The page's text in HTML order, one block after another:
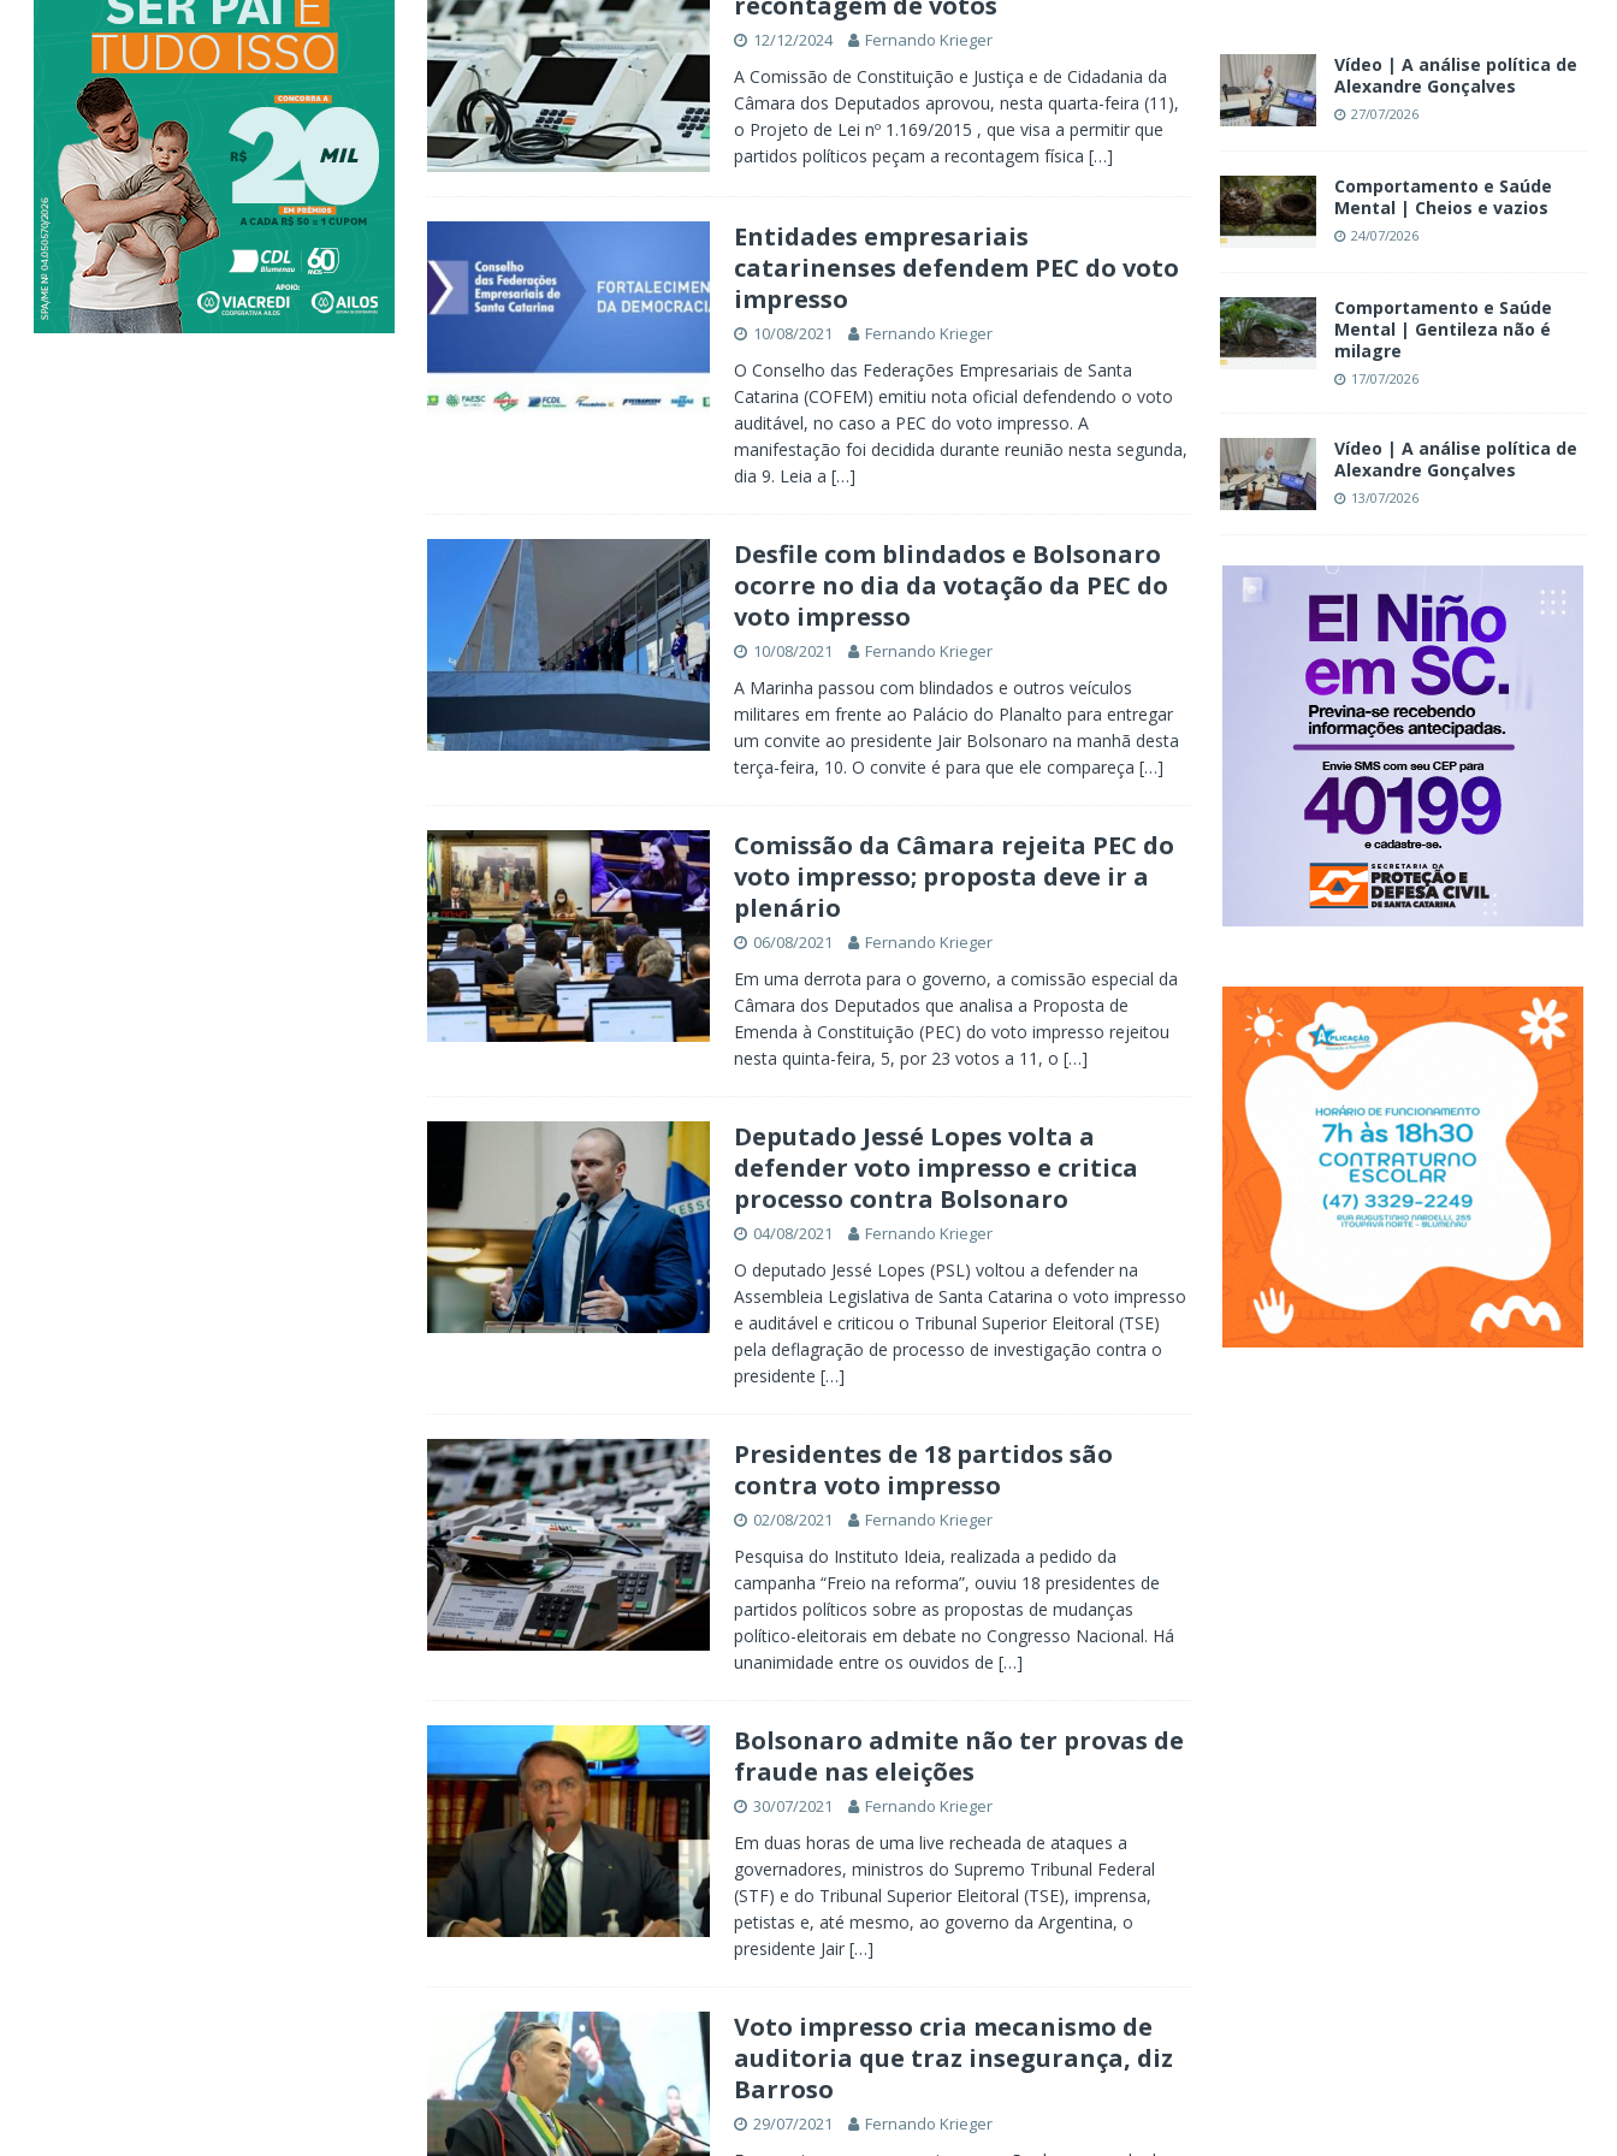
12/12/2024 Fernando Krieger
A Comissão de Constituição e Justiça e de Cidadania da
Câmara dos Deputados aprovou, nesta quarta-feira (11),
o Projeto de Lei nº 1.169/2015 , que visa a permitir que
partidos políticos peçam a recontagem física […]
Entidades empresariais
catarinenses defendem PEC do voto
impresso
10/08/2021 Fernando Krieger
O Conselho das Federações Empresariais de Santa
Catarina (COFEM) emitiu nota oficial defendendo o voto
auditável, no caso a PEC do voto impresso. A
manifestação foi decidida durante reunião nesta segunda,
dia 9. Leia a […]
Desfile com blindados e Bolsonaro
ocorre no dia da votação da PEC do
voto impresso
10/08/2021 Fernando Krieger
A Marinha passou com blindados e outros veículos
militares em frente ao Palácio do Planalto para entregar
um convite ao presidente Jair Bolsonaro na manhã desta
terça-feira, 10. O convite é para que ele compareça […]
Comissão da Câmara rejeita PEC do
voto impresso; proposta deve ir a
plenário
06/08/2021 Fernando Krieger
Em uma derrota para o governo, a comissão especial da
Câmara dos Deputados que analisa a Proposta de
Emenda à Constituição (PEC) do voto impresso rejeitou
nesta quinta-feira, 5, por 23 votos a 11, o […]
Deputado Jessé Lopes volta a
defender voto impresso e critica
processo contra Bolsonaro
04/08/2021 Fernando Krieger
O deputado Jessé Lopes (PSL) voltou a defender na
Assembleia Legislativa de Santa Catarina o voto impresso
e auditável e criticou o Tribunal Superior Eleitoral (TSE)
pela deflagração de processo de investigação contra o
presidente […]
Presidentes de 18 partidos são
contra voto impresso
02/08/2021 Fernando Krieger
Pesquisa do Instituto Ideia, realizada a pedido da
campanha “Freio na reforma”, ouviu 18 presidentes de
partidos políticos sobre as propostas de mudanças
político-eleitorais em debate no Congresso Nacional. Há
unanimidade entre os ouvidos de […]
Bolsonaro admite não ter provas de
fraude nas eleições
30/07/2021 Fernando Krieger
Em duas horas de uma live recheada de ataques a
governadores, ministros do Supremo Tribunal Federal
(STF) e do Tribunal Superior Eleitoral (TSE), imprensa,
petistas e, até mesmo, ao governo da Argentina, o
presidente Jair […]
Voto impresso cria mecanismo de
auditoria que traz insegurança, diz
Barroso
29/07/2021 Fernando Krieger
Vídeo | A análise política de
Alexandre Gonçalves
27/07/2026
Comportamento e Saúde
Mental | Cheios e vazios
24/07/2026
Comportamento e Saúde
Mental | Gentileza não é
milagre
17/07/2026
Vídeo | A análise política de
Alexandre Gonçalves
13/07/2026